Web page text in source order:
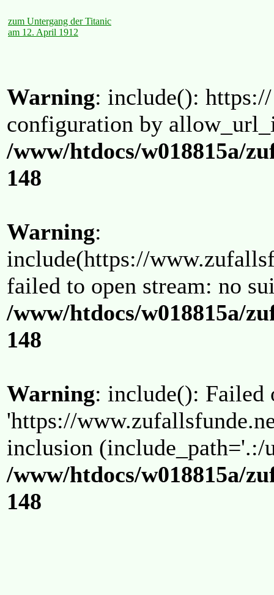
zum Untergang der Titanic
am 12. April 1912
Warning: include():
configuration by
/www/htdocs/w018815a/
148
Warning:
include(https://
failed to open stream: no
/www/htdocs/w018815a/
148
Warning: include(): Failed
'https://
inclusion (include_path='.:/
/www/htdocs/w018815a/
148